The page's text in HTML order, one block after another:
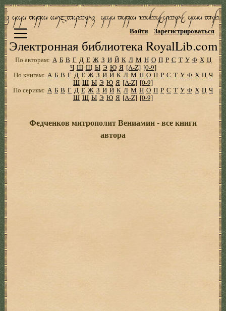
Электронная библиотека RoyalLib.com
Войти Зарегистрироваться
По авторам: А Б В Г Д Е Ж З И Й К Л М Н О П Р С Т У Ф Х Ц
Ч Ш Щ Ы Э Ю Я [A-Z] [0-9]
По книгам: А Б В Г Д Е Ж З И Й К Л М Н О П Р С Т У Ф Х Ц Ч
Ш Щ Ы Э Ю Я [A-Z] [0-9]
По сериям: А Б В Г Д Е Ж З И Й К Л М Н О П Р С Т У Ф Х Ц Ч
Ш Щ Ы Э Ю Я [A-Z] [0-9]
Федченков митрополит Вениамин - все книги
автора